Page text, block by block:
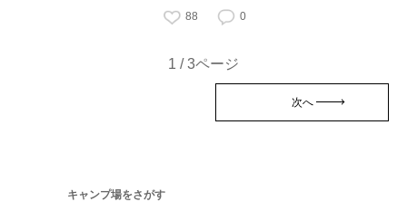
88 0
1 / 3ページ
次へ
キャンプ場をさがす